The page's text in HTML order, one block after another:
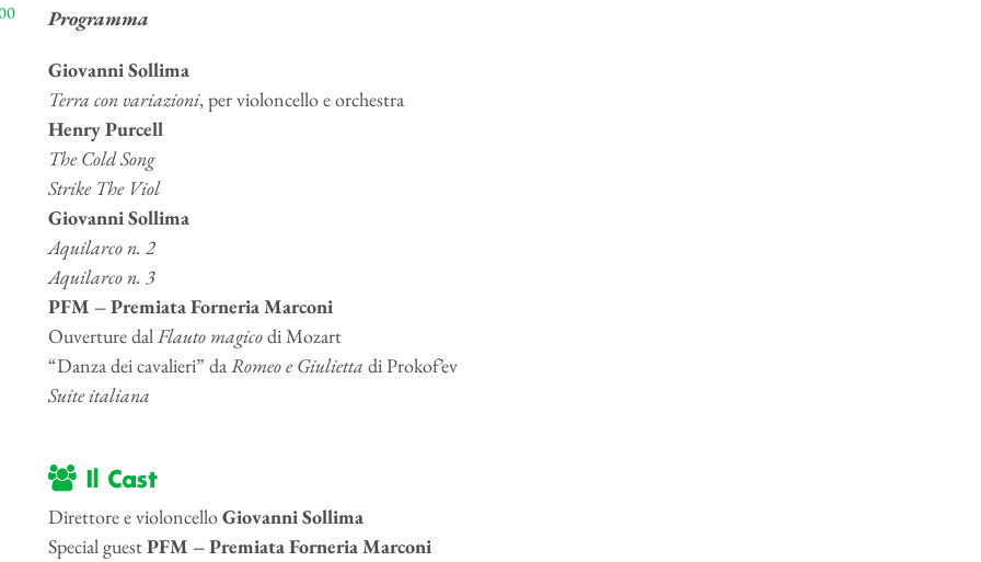
Programma
Giovanni Sollima
Terra con variazioni, per violoncello e orchestra
Henry Purcell
The Cold Song
Strike The Viol
Giovanni Sollima
Aquilarco n. 2
Aquilarco n. 3
PFM – Premiata Forneria Marconi
Ouverture dalFlauto magicodi Mozart
“Danza dei cavalieri” daRomeo e Giulietta di Prokof’ev
Suite italiana
Il Cast
Direttore e violoncelloGiovanni Sollima
Special guestPFM – Premiata Forneria Marconi